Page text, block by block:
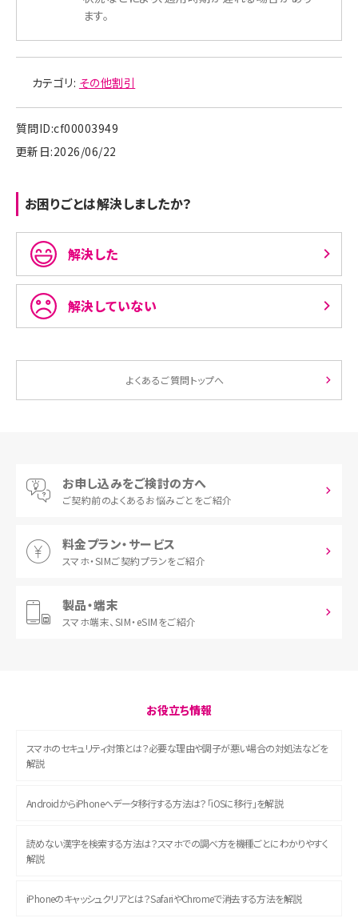
ます。
カテゴリ: その他割引
質問ID:cf00003949
更新日:2026/06/22
お困りごとは解決しましたか？
解決した
解決していない
よくあるご質問トップへ
お申し込みをご検討の方へ
ご契約前のよくあるお悩みごとをご紹介
料金プラン・サービス
スマホ・SIMご契約プランをご紹介
製品・端末
スマホ端末、 SIM・eSIMをご紹介
お役立ち情報
スマホのセキュリティ対策とは？必要な理由や調子が悪い場合の対処法などを
解説
AndroidからiPhoneへデータ移行する方法は？「iOSに移行」を解説
読めない漢字を検索する方法は？スマホでの調べ方を機種ごとにわかりやすく
解説
iPhoneのキャッシュクリアとは？SafariやChromeで消去する方法を解説